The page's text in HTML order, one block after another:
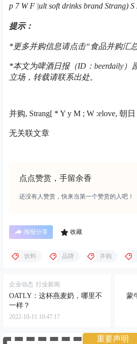
p 7 W F |ult soft drinks brand Strang) S
提示：
*更多并购信息请点击“食品并购汇总
*本文为啤酒日报（ID：beerdaily）
立场，转载请联系出处。
并购, Strang[ * Y y M ; W :elove, 朝日
无关联文章
点点赞赏，手留余香
还没有人赞赏，快来当第一个赞赏的人吧！
海报分享 收藏
饮料 品牌 并购
企业动态 行业新闻
OATLY：这杯燕麦奶，哪里不
一样？
2022-10-11 10:47:17
蒙
重要声明